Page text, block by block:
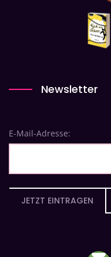
Newsletter
E-Mail-Adresse:
JETZT EINTRAGEN